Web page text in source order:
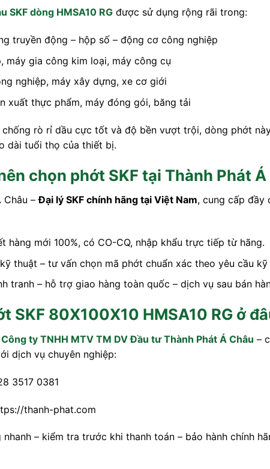
SKF dòng HMSA10 RG được sử dụng rộng rãi trong:
truyền động – hộp số – động cơ công nghiệp
máy gia công kim loại, máy công cụ
nghiệp, máy xây dựng, xe cơ giới
xuất thực phẩm, máy đóng gói, băng tải
chống rò rỉ dầu cực tốt và độ bền vượt trội, dòng phớt
dài tuổi thọ của thiết bị.
chọn phớt SKF tại Thành Phát Á
Châu –Đại lý SKF chính hãng tại Việt Nam, cung cấp đầy
hàng mới 100%, có CO-CQ, nhập khẩu trực tiếp từ hãng.
thuật – tư vấn chọn mã phớt chuẩn xác theo yêu cầu
tranh – hỗ trợ giao hàng toàn quốc – dịch vụ sau bán
SKF 80X100X10 HMSA10 RG ở
Công ty TNHH MTV TM DV Đầu tư Thành Phát Á Châu –
dịch vụ chuyên nghiệp:
3517 0381
thanh-phat.com
nhanh – kiểm tra trước khi thanh toán – bảo hành chính